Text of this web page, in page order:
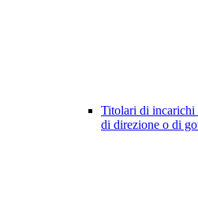
Titolari di incarichi
di direzione o di